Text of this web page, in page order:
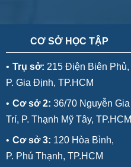
CƠ SỞ HỌC TẬP
• Trụ sở: 215 Điện Biên Phủ,
P. Gia Định, TP.HCM
• Cơ sở 2: 36/70 Nguyễn Gia
Trí, P. Thạnh Mỹ Tây, TP.HCM
• Cơ sở 3: 120 Hòa Bình,
P. Phú Thạnh, TP.HCM